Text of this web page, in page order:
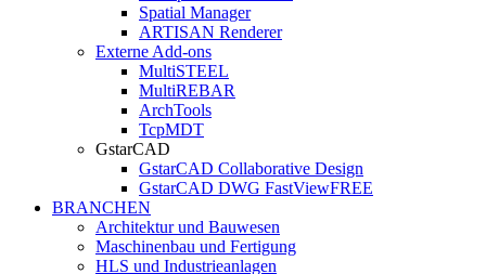
Spatial Manager
ARTISAN Renderer
Externe Add-ons
MultiSTEEL
MultiREBAR
ArchTools
TcpMDT
GstarCAD
GstarCAD Collaborative Design
GstarCAD DWG FastViewFREE
BRANCHEN
Architektur und Bauwesen
Maschinenbau und Fertigung
HLS und Industrieanlagen